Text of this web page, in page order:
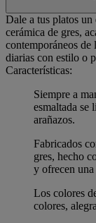
Dale a tus platos
cerámica de gres,
contemporáneos
diarias con estilo o
Características:
Siempre a
esmaltada se
arañazos.
Fabricados
gres, hecho
y ofrecen
Los colores
colores,